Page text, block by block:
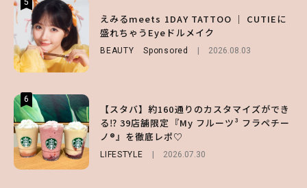
えみるmeets 1DAY TATTOO ｜ CUTIEに
盛れちゃうEyeドルメイク
BEAUTY Sponsored 2026.08.03
6
【スタバ】約160通りのカスタマイズができ
る⁉ 39店舗限定『My フルーツ³ フラペチー
ノ®』を徹底レポ♡
LIFESTYLE 2026.07.30
【SNIDEL】長濱ねるとロマンティックトラ
ッドな秋はじめ｜2026秋の新作コーデ4選
FASHION Sponsored 2026.07.10
6
【ALD1】グループの魅力＆素顔に迫る♡ 一
問一答をお届け！【sweet web独占】
第1弾の気になるメニュー＆限定グッズを総
チェック！
2026.07.31
6
【GU】夏の“主役級”アイテム決定！ヘルシ
ー＆可愛すぎる「大人の肌見せ」トップス3
選
FASHION 2026.07.19